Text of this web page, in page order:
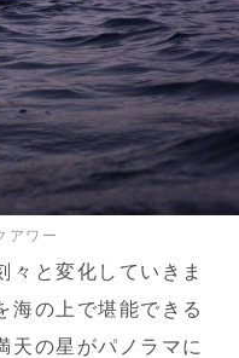
アワー
々と変化していきま
海の上で堪能できる
天の星がパノラマに